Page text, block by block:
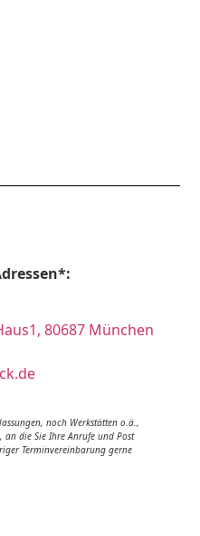
80687 München
noch Werkstätten o.ä.,
an die Sie Ihre Anrufe und Post
Terminvereinbarung gerne